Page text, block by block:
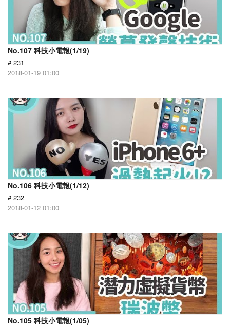
No.107 科技小電報(1/19)
# 231
2018-01-19 01:00
No.106 科技小電報(1/12)
# 232
2018-01-12 01:00
No.105 科技小電報(1/05)